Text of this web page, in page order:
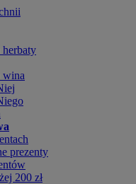
herbaty
wina
prezenty
200 zł